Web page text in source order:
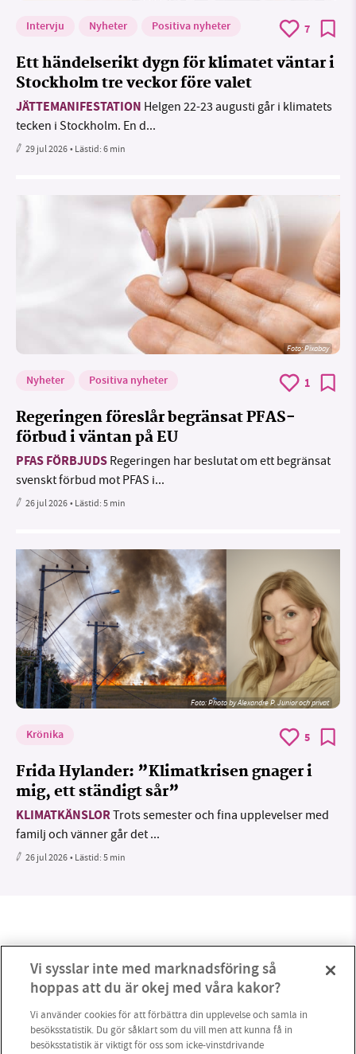
Intervju Nyheter Positiva nyheter 7
Ett händelserikt dygn för klimatet väntar i
Stockholm tre veckor före valet
JÄTTEMANIFESTATION Helgen 22-23 augusti går i klimatets
tecken i Stockholm. En d...
29 jul 2026• Lästid:6 min
Foto:Pixabay
Nyheter Positiva nyheter 1
Regeringen föreslår begränsat PFAS-
förbud i väntan på EU
PFAS FÖRBJUDS Regeringen har beslutat om ett begränsat
svenskt förbud mot PFAS i...
26 jul 2026• Lästid:5 min
Foto:Photo by Alexandre P. Junior och privat
Krönika 5
Frida Hylander: ”Klimatkrisen gnager i
mig, ett ständigt sår”
KLIMATKÄNSLORTrots semester och fina upplevelser med
familj och vänner går det ...
26 jul 2026• Lästid:5 min
Vi sysslar inte med marknadsföring så
hoppas att du är okej med våra kakor?
Vi använder cookies för att förbättra din upplevelse och samla in
besöksstatistik. Du gör såklart som du vill men att kunna få in
besöksstatistik är viktigt för oss som icke-vinstdrivande